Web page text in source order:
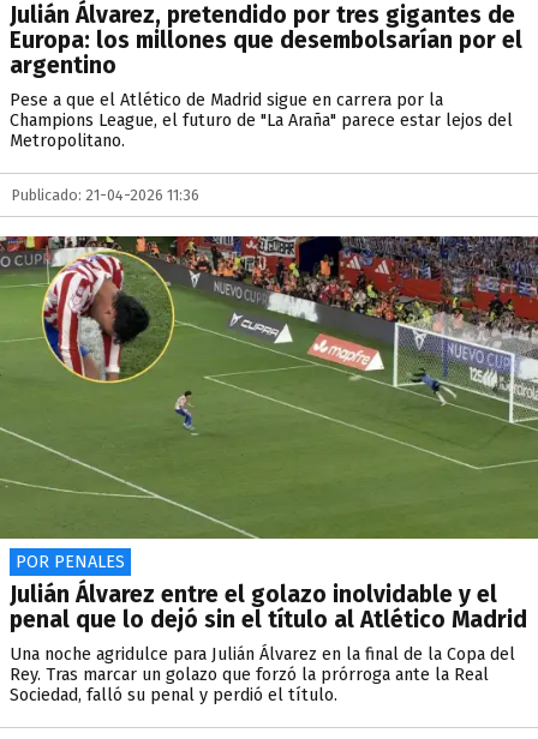
Julián Álvarez, pretendido por tres gigantes de
Europa: los millones que desembolsarían por el
argentino
Pese a que el Atlético de Madrid sigue en carrera por la
Champions League, el futuro de "La Araña" parece estar lejos del
Metropolitano.
Publicado: 21-04-2026 11:36
POR PENALES
Julián Álvarez entre el golazo inolvidable y el
penal que lo dejó sin el título al Atlético Madrid
Una noche agridulce para Julián Álvarez en la final de la Copa del
Rey. Tras marcar un golazo que forzó la prórroga ante la Real
Sociedad, falló su penal y perdió el título.